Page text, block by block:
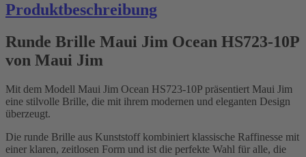
Produktbeschreibung
Runde Brille Maui Jim Ocean HS723-10P
von Maui Jim
Mit dem Modell Maui Jim Ocean HS723-10P präsentiert Maui Jim
eine stilvolle Brille, die mit ihrem modernen und eleganten Design
überzeugt.
Die runde Brille aus Kunststoff kombiniert klassische Raffinesse mit
einer klaren, zeitlosen Form und ist die perfekte Wahl für alle, die